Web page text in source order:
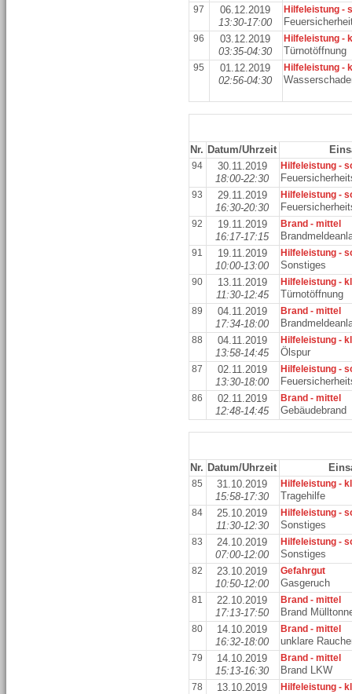
97
06.12.2019
13:30-17:00
Hilfeleistung -
96
03.12.2019
03:35-04:30
Hilfeleistung -
Türnotöffnung
95
01.12.2019
02:56-04:30
Hilfeleistung -
Nr. Datum/Uhrzeit
94
30.11.2019
18:00-22:30
Hilfeleistung -
93
29.11.2019
16:30-20:30
Hilfeleistung -
92
19.11.2019
16:17-17:15
Brand - mittel
91
19.11.2019
10:00-13:00
Hilfeleistung -
Sonstiges
90
13.11.2019
11:30-12:45
Hilfeleistung -
Türnotöffnung
89
04.11.2019
17:34-18:00
Brand - mittel
88
04.11.2019
13:58-14:45
Hilfeleistung -
Ölspur
87
02.11.2019
13:30-18:00
Hilfeleistung -
86
02.11.2019
12:48-14:45
Brand - mittel
Gebäudebrand
Nr. Datum/Uhrzeit
85
31.10.2019
15:58-17:30
Hilfeleistung -
Tragehilfe
84
25.10.2019
11:30-12:30
Hilfeleistung -
Sonstiges
83
24.10.2019
07:00-12:00
Hilfeleistung -
Sonstiges
82
23.10.2019
10:50-12:00
Gefahrgut
Gasgeruch
81
22.10.2019
17:13-17:50
Brand - mittel
Brand
80
14.10.2019
16:32-18:00
Brand - mittel
unklare
79
14.10.2019
15:13-16:30
Brand - mittel
Brand LKW
78
13.10.2019
Hilfeleistung -